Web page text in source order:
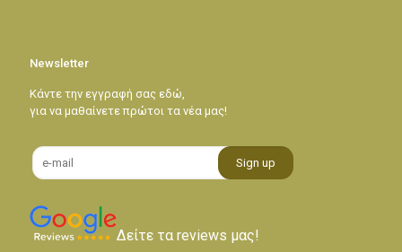
Newsletter
Κάντε την εγγραφή σας εδώ,
για να μαθαίνετε πρώτοι τα νέα μας!
Δείτε τα reviews μας!